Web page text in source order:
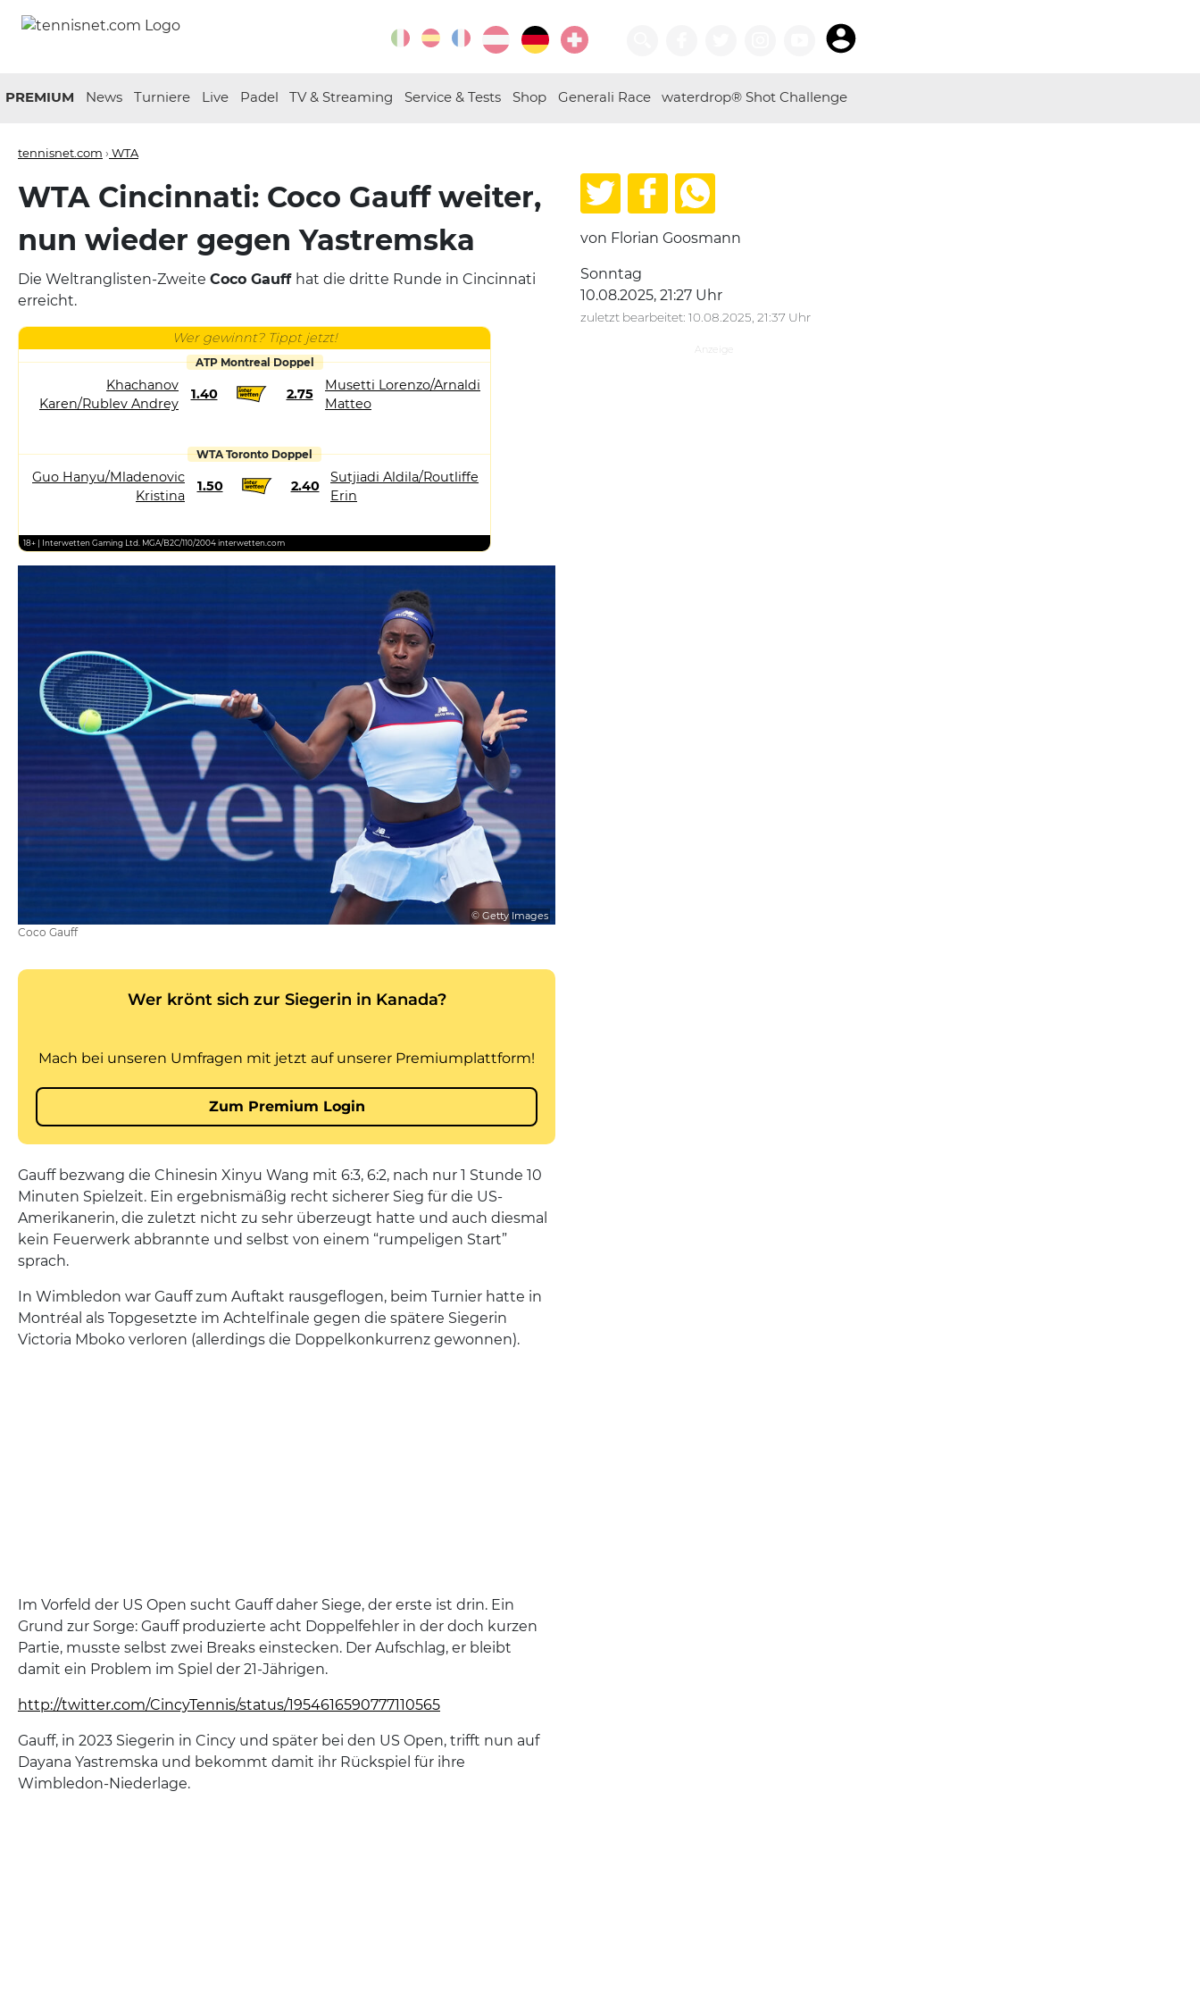
PREMIUM News Turniere Live Padel TV & Streaming Service & Tests Shop Generali Race waterdrop® Shot Challenge
tennisnet.com › WTA
WTA Cincinnati: Coco Gauff weiter,
nun wieder gegen Yastremska
Die Weltranglisten-Zweite Coco Gauff hat die dritte Runde in Cincinnati
erreicht.
Wer gewinnt? Tippt jetzt!
ATP Montreal Doppel
Khachanov
Karen/Rublev Andrey
1.40 2.75
Musetti Lorenzo/Arnaldi
Matteo
WTA Toronto Doppel
Guo Hanyu/Mladenovic
Kristina
1.50 2.40
Sutjiadi Aldila/Routliffe
Erin
18+ | Interwetten Gaming Ltd. MGA/B2C/110/2004 interwetten.com
© Getty Images
Coco Gauff
Gauff bezwang die Chinesin Xinyu Wang mit 6:3, 6:2, nach nur 1 Stunde 10
Minuten Spielzeit. Ein ergebnismäßig recht sicherer Sieg für die US-
Amerikanerin, die zuletzt nicht zu sehr überzeugt hatte und auch diesmal
kein Feuerwerk abbrannte und selbst von einem “rumpeligen Start”
sprach.
In Wimbledon war Gauff zum Auftakt rausgeflogen, beim Turnier hatte in
Montréal als Topgesetzte im Achtelfinale gegen die spätere Siegerin
Victoria Mboko verloren (allerdings die Doppelkonkurrenz gewonnen).
Im Vorfeld der US Open sucht Gauff daher Siege, der erste ist drin. Ein
Grund zur Sorge: Gauff produzierte acht Doppelfehler in der doch kurzen
Partie, musste selbst zwei Breaks einstecken. Der Aufschlag, er bleibt
damit ein Problem im Spiel der 21-Jährigen.
http://twitter.com/CincyTennis/status/1954616590777110565
Gauff, in 2023 Siegerin in Cincy und später bei den US Open, trifft nun auf
Dayana Yastremska und bekommt damit ihr Rückspiel für ihre
Wimbledon-Niederlage.
von Florian Goosmann
Sonntag
10.08.2025, 21:27 Uhr
zuletzt bearbeitet: 10.08.2025, 21:37 Uhr